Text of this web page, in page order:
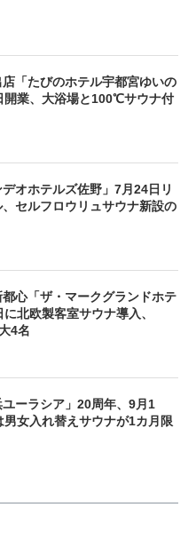
「たびのホテル宇都宮ゆいの
開業、大浴場と100℃サウナ付
オホテルズ佐野」7月24日リ
セルフロウリュサウナ新設の
心「ザ・マークグランドホテ
北欧製客室サウナ導入、
4名
ーラシア」20周年、9月1
男女入れ替えサウナが1カ月限